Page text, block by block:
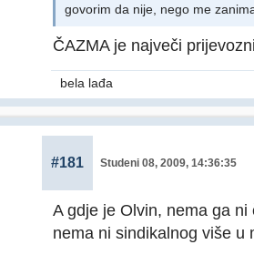
govorim da nije, nego me
ČAZMA je največi
bela lađa
#181 Studeni 08, 2009, 14:36:35
A gdje je Olvin, nema ga
nema ni sindikalnog više u